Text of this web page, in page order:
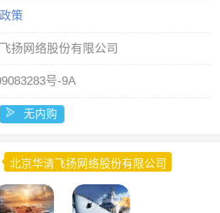
策
扬网络股份有限公司
号-9A
无内购
北京华清飞扬网络股份有限公司